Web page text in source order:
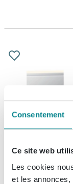
Consentement
Ce site web
Les cookies
et les